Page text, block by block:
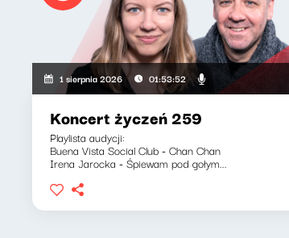
1 sierpnia 2026 01:53:52
Koncert życzeń 259
Playlista audycji:
Buena Vista Social Club - Chan Chan
Irena Jarocka - Śpiewam pod gołym...